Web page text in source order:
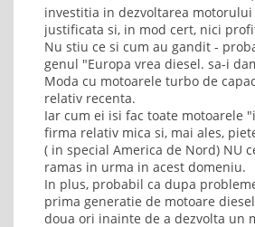
investitia in dezvoltarea
justificata si, in mod cert, nici
Nu stiu ce si cum au gandit -
genul "Europa vrea diesel. sa-i
Moda cu motoarele turbo de
relativ recenta.
Iar cum ei isi fac toate motoarele
firma relativ mica si, mai ales,
( in special America de Nord) NU
ramas in urma in acest domeniu.
In plus, probabil ca dupa
prima generatie de motoare
doua ori inainte de a dezvolta un